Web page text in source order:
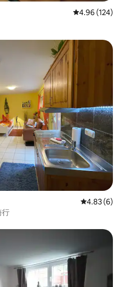
平均评分 4.96
4.96 (124)
平均评分
4.83 (6)
行